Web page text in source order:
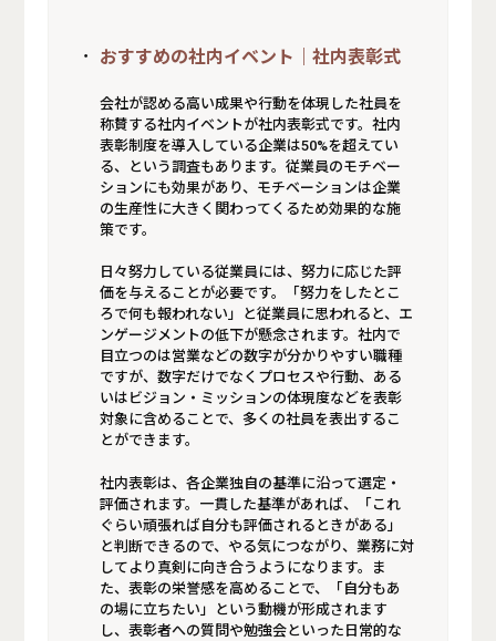
おすすめの社内イベント｜社内表彰式
会社が認める高い成果や行動を体現した社員を
称賛する社内イベントが社内表彰式です。社内
表彰制度を導入している企業は50%を超えてい
る、という調査もあります。従業員のモチベー
ションにも効果があり、モチベーションは企業
の生産性に大きく関わってくるため効果的な施
策です。
日々努力している従業員には、努力に応じた評
価を与えることが必要です。「努力をしたとこ
ろで何も報われない」と従業員に思われると、エ
ンゲージメントの低下が懸念されます。社内で
目立つのは営業などの数字が分かりやすい職種
ですが、数字だけでなくプロセスや行動、ある
いはビジョン・ミッションの体現度などを表彰
対象に含めることで、多くの社員を表出するこ
とができます。
社内表彰は、各企業独自の基準に沿って選定・
評価されます。一貫した基準があれば、「これ
ぐらい頑張れば自分も評価されるときがある」
と判断できるので、やる気につながり、業務に対
してより真剣に向き合うようになります。ま
た、表彰の栄誉感を高めることで、「自分もあ
の場に立ちたい」という動機が形成されます
し、表彰者への質問や勉強会といった日常的な